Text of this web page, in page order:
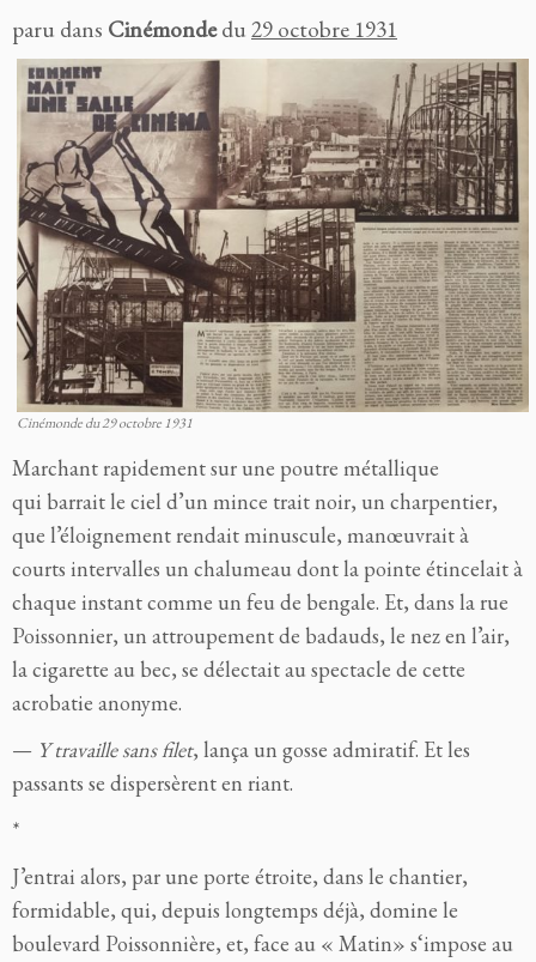
paru dans Cinémondedu 29 octobre 1931
Cinémonde du 29 octobre 1931
Marchant rapidement sur une poutre métallique
qui barrait le ciel d’un mince trait noir, un charpentier,
que l’éloignement rendait minuscule, manœuvrait à
courts intervalles un chalumeau dont la pointe étincelait à
chaque instant comme un feu de bengale. Et, dans la rue
Poissonnier, un attroupement de badauds, le nez en l’air,
la cigarette au bec, se délectait au spectacle de cette
acrobatie anonyme.
— Y travaille sans filet, lança un gosse admiratif. Et les
passants se dispersèrent en riant.
*
J’entrai alors, par une porte étroite, dans le chantier,
formidable, qui, depuis longtemps déjà, domine le
boulevard Poissonnière, et, face au « Matin» s‘impose au